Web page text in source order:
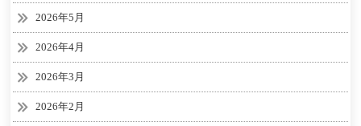
2026年5月
2026年4月
2026年3月
2026年2月